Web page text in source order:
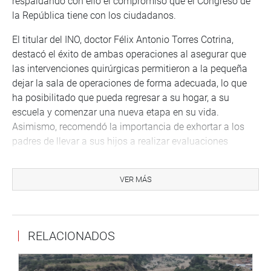
la República tiene con los ciudadanos.
El titular del INO, doctor Félix Antonio Torres Cotrina,
destacó el éxito de ambas operaciones al asegurar que
las intervenciones quirúrgicas permitieron a la pequeña
dejar la sala de operaciones de forma adecuada, lo que
ha posibilitado que pueda regresar a su hogar, a su
escuela y comenzar una nueva etapa en su vida.
Asimismo, recomendó la importancia de exhortar a los
padres de llevar a sus hijos a realizar evaluaciones
enfermedades oculares en la familia. La salud visual de la
población es nuestra prioridad y en ello estamos
subrayó el esfuerzo colectivo y el trabajo en equipo que
viene realizando el Dr. Félix Torres. Debemos
acostumbrarnos a superar la adversidad. El INO es uno de
VER MÁS
RELACIONADOS